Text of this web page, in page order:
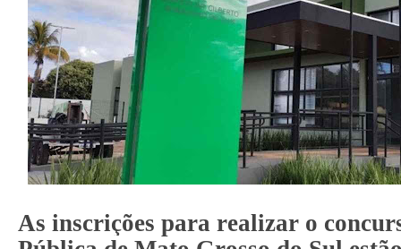
As inscrições para realizar o